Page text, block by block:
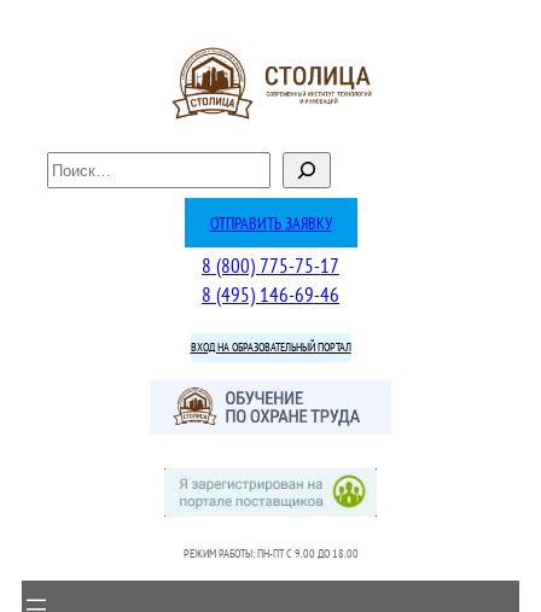
П
о
ОТПРАВИТЬ ЗАЯВКУ
8 (800) 775-75-17
8 (495) 146-69-46
ВХОД НА ОБРАЗОВАТЕЛЬНЫЙ ПОРТАЛ
РЕЖИМ РАБОТЫ: ПН-ПТ C 9.00 ДО 18.00